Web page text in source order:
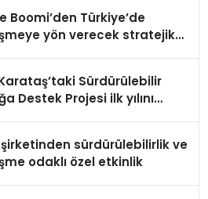
Boomi’den Türkiye’de
yön verecek stratejik
Sürdürülebilir
Destek Projesi ilk yılını
şirketinden sürdürülebilirlik ve
odaklı özel etkinlik